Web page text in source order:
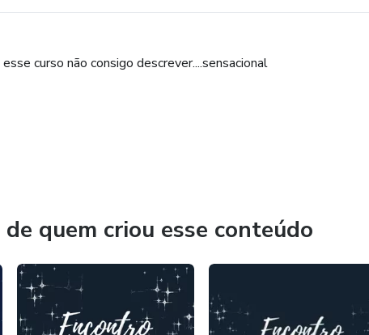
curso não consigo descrever....sensacional
quem criou esse conteúdo